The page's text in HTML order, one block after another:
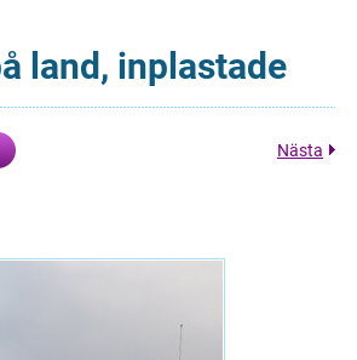
land, inplastade
Nästa